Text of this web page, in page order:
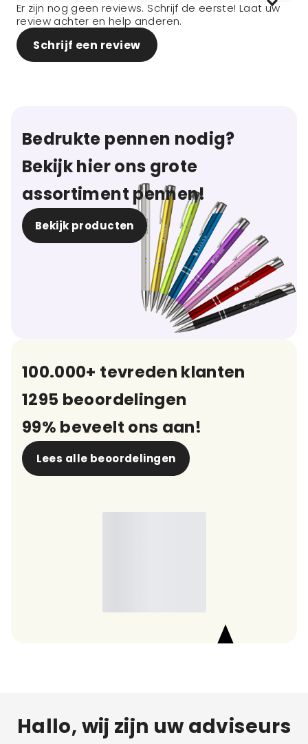
Er zijn nog geen reviews. Schrijf de eerste! Laat uw
review achter en help anderen.
Schrijf een review
Bedrukte pennen nodig?
Bekijk hier ons grote
assortiment pennen!
Bekijk producten
100.000+ tevreden klanten
1295 beoordelingen
99% beveelt ons aan!
Lees alle beoordelingen
Hallo, wij zijn uw adviseurs